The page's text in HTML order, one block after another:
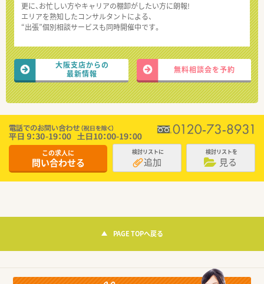
更に、お忙しい方やキャリアの棚卸がしたい方に朗報!
エリアを熟知したコンサルタントによる、
“出張”個別相談サービスも同時開催中です。
大阪支店からの
最新情報
無料相談会を予約
この求人に
問い合わせる
検討リストに
追加
検討リストを
見る
PAGE TOPへ戻る